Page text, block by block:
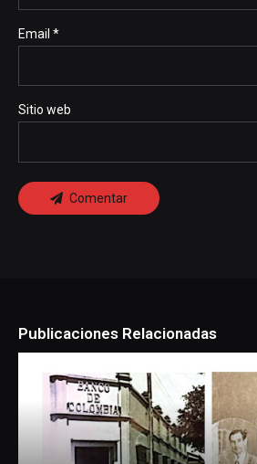
Email *
Sitio web
Comentar
Publicaciones Relacionadas